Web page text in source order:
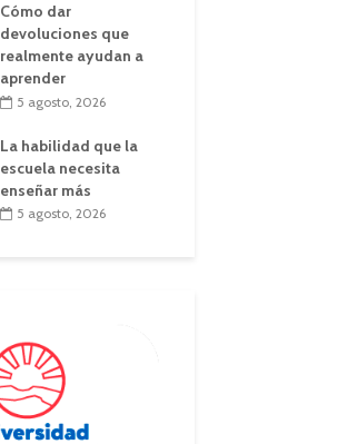
Cómo dar
devoluciones que
realmente ayudan a
aprender
5 agosto, 2026
La habilidad que la
escuela necesita
enseñar más
5 agosto, 2026